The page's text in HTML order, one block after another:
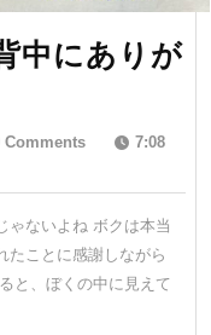
中にありが
Comments
7:08
ゃないよね ボクは本当
たことに感謝しながら
と、ぼくの中に見えて